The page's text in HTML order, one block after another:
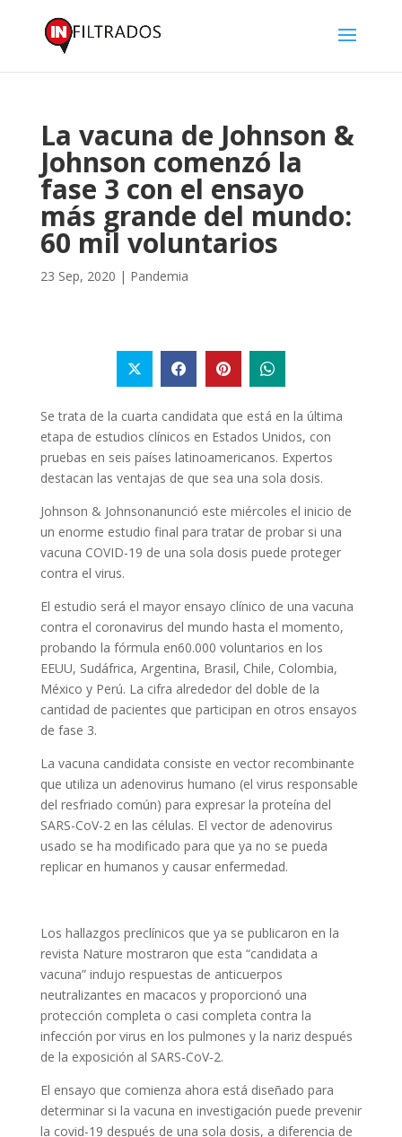
La vacuna de Johnson &
Johnson comenzó la
fase 3 con el ensayo
más grande del mundo:
60 mil voluntarios
23 Sep, 2020 | Pandemia
Se trata de la cuarta candidata que está en la última
etapa de estudios clínicos en Estados Unidos, con
pruebas en seis países latinoamericanos. Expertos
destacan las ventajas de que sea una sola dosis.
Johnson & Johnsonanunció este miércoles el inicio de
un enorme estudio final para tratar de probar si una
vacuna COVID-19 de una sola dosis puede proteger
contra el virus.
El estudio será el mayor ensayo clínico de una vacuna
contra el coronavirus del mundo hasta el momento,
probando la fórmula en60.000 voluntarios en los
EEUU, Sudáfrica, Argentina, Brasil, Chile, Colombia,
México y Perú. La cifra alrededor del doble de la
cantidad de pacientes que participan en otros ensayos
de fase 3.
La vacuna candidata consiste en vector recombinante
que utiliza un adenovirus humano (el virus responsable
del resfriado común) para expresar la proteína del
SARS-CoV-2 en las células. El vector de adenovirus
usado se ha modificado para que ya no se pueda
replicar en humanos y causar enfermedad.
Los hallazgos preclínicos que ya se publicaron en la
revista Nature mostraron que esta “candidata a
vacuna” indujo respuestas de anticuerpos
neutralizantes en macacos y proporcionó una
protección completa o casi completa contra la
infección por virus en los pulmones y la nariz después
de la exposición al SARS-CoV-2.
El ensayo que comienza ahora está diseñado para
determinar si la vacuna en investigación puede prevenir
la covid-19 después de una sola dosis, a diferencia de